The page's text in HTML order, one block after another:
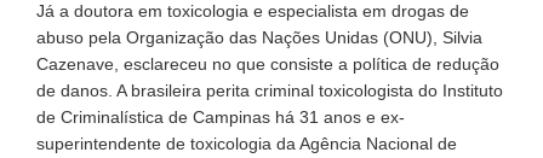
Já a doutora em toxicologia e especialista em drogas de
abuso pela Organização das Nações Unidas (ONU), Silvia
Cazenave, esclareceu no que consiste a política de redução
de danos. A brasileira perita criminal toxicologista do Instituto
de Criminalística de Campinas há 31 anos e ex-
superintendente de toxicologia da Agência Nacional de